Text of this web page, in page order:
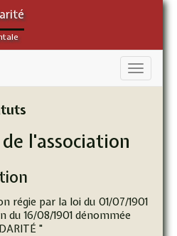
l'association
régie par la loi du 01/07/1901
du 16/08/1901 dénommée
"